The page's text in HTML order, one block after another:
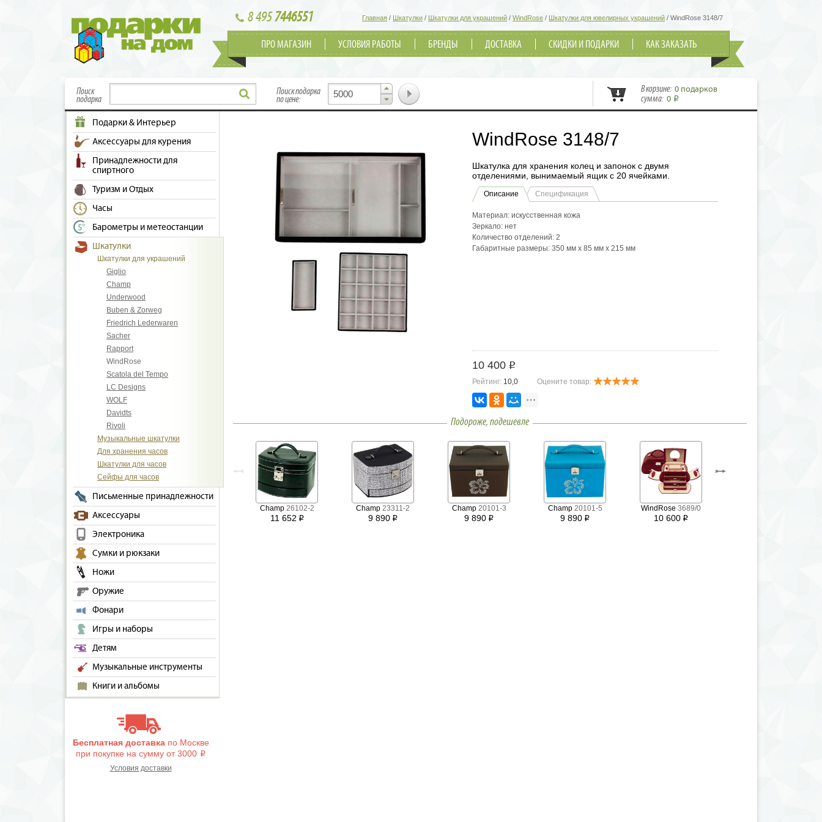
8 4957446551 Главная / Шкатулки / Шкатулки для украшений / WindRose / Шкатулки для ювелирных украшений / WindRose 3148/7
ПРО МАГАЗИН УСЛОВИЯ РАБОТЫ БРЕНДЫ ДОСТАВКА СКИДКИ И ПОДАРКИ КАК ЗАКАЗАТЬ
Поиск
подарка
Поиск подарка
по цене:
В корзине: 0 подарков
сумма: 0 i
Подарки & Интерьер
Аксессуары для курения
Принадлежности для
спиртного
Туризм и Отдых
Часы
Барометры и метеостанции
Шкатулки
Шкатулки для украшений
Giglio
Champ
Underwood
Buben & Zorweg
Friedrich Lederwaren
Sacher
Rapport
WindRose
Scatola del Tempo
LC Designs
WOLF
Davidts
Rivoli
Музыкальные шкатулки
Для хранения часов
Шкатулки для часов
Сейфы для часов
Письменные принадлежности
Аксессуары
Электроника
Сумки и рюкзаки
Ножи
Оружие
Фонари
Игры и наборы
Детям
Музыкальные инструменты
Книги и альбомы
Бесплатная доставкапо Москве
при покупке на сумму от 3000 i
Условия доставки
WindRose 3148/7
Шкатулка для хранения колец и запонок с двумя
отделениями, вынимаемый ящик с 20 ячейками.
Описание Спецификация
Материал: искусственная кожа
Зеркало: нет
Количество отделений: 2
Габаритные размеры: 350 мм х 85 мм х 215 мм
10 400 i
Рейтинг: 10,0 Оцените товар:
Подороже, подешевле
Champ 26102-2
11 652 i
Champ 23311-2
9 890 i
Champ 20101-3
9 890 i
Champ 20101-5
9 890 i
WindRose 3689/0
10 600 i